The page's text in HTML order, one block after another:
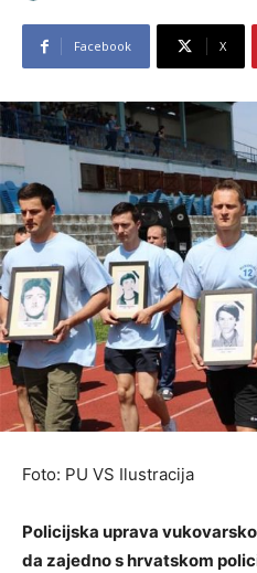
Facebook X
Foto: PU VS Ilustracija
Policijska uprava
da zajedno s hrvatskom